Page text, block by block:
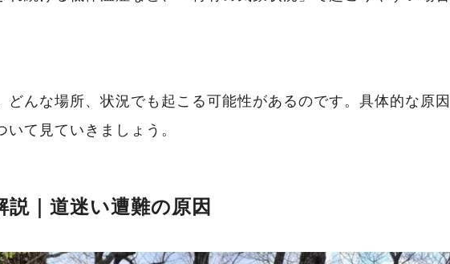
どんな場所、状況でも起こる可能性があるのです。具体的な原因
て見ていきましょう。
説｜道迷い遭難の原因